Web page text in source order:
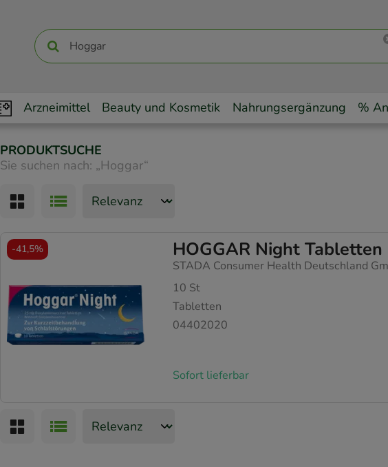
Arzneimittel Beauty und Kosmetik Nahrungsergänzung %
PRODUKTSUCHE
Sie suchen nach: „Hoggar“
HOGGAR Night Tabletten
STADA Consumer Health Deutschland
10 St
Tabletten
04402020
Sofort lieferbar
-41,5%